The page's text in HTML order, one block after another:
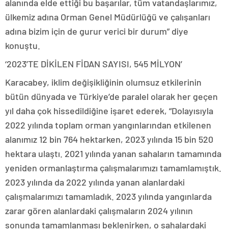
alanında elde ettiği bu başarılar, tüm vatandaşlarımız,
ülkemiz adına Orman Genel Müdürlüğü ve çalışanları
adına bizim için de gurur verici bir durum” diye
konuştu.
‘2023’TE DİKİLEN FİDAN SAYISI, 545 MİLYON’
Karacabey, iklim değişikliğinin olumsuz etkilerinin
bütün dünyada ve Türkiye’de paralel olarak her geçen
yıl daha çok hissedildiğine işaret ederek, “Dolayısıyla
2022 yılında toplam orman yangınlarından etkilenen
alanımız 12 bin 764 hektarken, 2023 yılında 15 bin 520
hektara ulaştı. 2021 yılında yanan sahaların tamamında
yeniden ormanlaştırma çalışmalarımızı tamamlamıştık.
2023 yılında da 2022 yılında yanan alanlardaki
çalışmalarımızı tamamladık. 2023 yılında yangınlarda
zarar gören alanlardaki çalışmaların 2024 yılının
sonunda tamamlanması beklenirken, o sahalardaki